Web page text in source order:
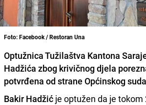
Foto: Facebook / Restoran Una
Optužnica Tužilaštva Kantona
Hadžića zbog krivičnog djela
potvrđena od strane Općinskog
Bakir Hadžić je optužen da je tokom